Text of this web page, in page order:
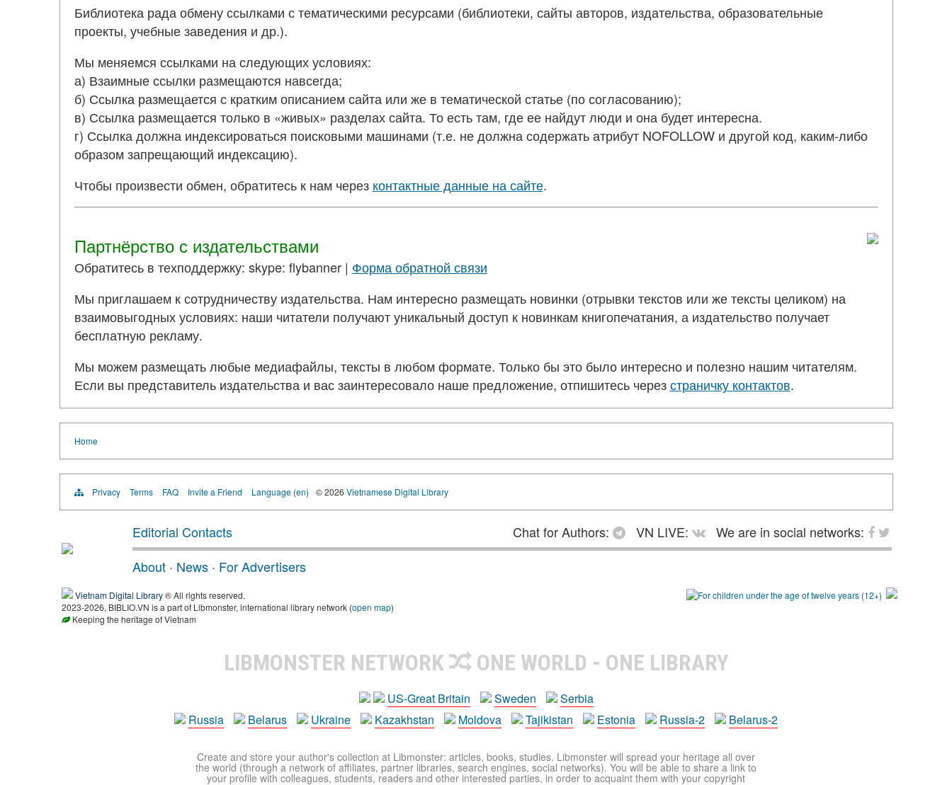
Библиотека рада обмену ссылками с тематическими ресурсами (библиотеки, сайты авторов, издательства, образовательные
проекты, учебные заведения и др.).
Мы меняемся ссылками на следующих условиях:
а) Взаимные ссылки размещаются навсегда;
б) Ссылка размещается с кратким описанием сайта или же в тематической статье (по согласованию);
в) Ссылка размещается только в «живых» разделах сайта. То есть там, где ее найдут люди и она будет интересна.
г) Ссылка должна индексироваться поисковыми машинами (т.е. не должна содержать атрибут NOFOLLOW и другой код, каким-либо
образом запрещающий индексацию).
Чтобы произвести обмен, обратитесь к нам через контактные данные на сайте.
Партнёрство с издательствами
Обратитесь в техподдержку: skype: flybanner | Форма обратной связи
Мы приглашаем к сотрудничеству издательства. Нам интересно размещать новинки (отрывки текстов или же тексты целиком) на
взаимовыгодных условиях: наши читатели получают уникальный доступ к новинкам книгопечатания, а издательство получает
бесплатную рекламу.
Мы можем размещать любые медиафайлы, тексты в любом формате. Только бы это было интересно и полезно нашим читателям.
Если вы представитель издательства и вас заинтересовало наше предложение, отпишитесь черезстраничку контактов.
Home
Privacy Terms FAQ Invite a Friend Language (en) © 2026 Vietnamese Digital Library
Editorial Contacts Chat for Authors: VN LIVE:
We are in social networks:
About · News · For Advertisers
Vietnam Digital Library® All rights reserved.
2023-2026, BIBLIO.VN is a part of Libmonster, international library network (open map)
Keeping the heritage of Vietnam
LIBMONSTER NETWORK ONE WORLD - ONE LIBRARY
US-Great Britain Sweden
Serbia
Russia
Belarus Ukraine Kazakhstan Moldova Tajikistan Estonia Russia-2 Belarus-2
Create and store your author's collection at Libmonster: articles, books, studies. Libmonster will spread your heritage all over
the world (through a network of affiliates, partner libraries, search engines, social networks). You will be able to share a link to
your profile with colleagues, students, readers and other interested parties, in order to acquaint them with your copyright